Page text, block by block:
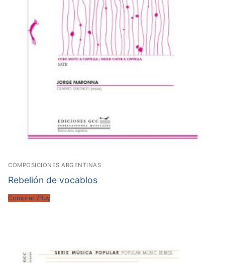
COMPOSICIONES ARGENTINAS
Rebelión de vocablos
Comprar /Buy